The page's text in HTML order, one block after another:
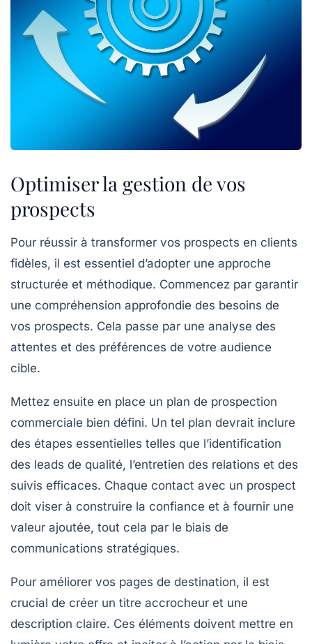
Optimiser la gestion de vos
prospects
Pour réussir à transformer vos prospects en clients
fidèles, il est essentiel d’adopter une approche
structurée et méthodique. Commencez par garantir
une compréhension approfondie des besoins de
vos prospects. Cela passe par une analyse des
attentes et des préférences de votre audience
cible.
Mettez ensuite en place un plan de prospection
commerciale bien défini. Un tel plan devrait inclure
des étapes essentielles telles que l’identification
des leads de qualité, l’entretien des relations et des
suivis efficaces. Chaque contact avec un prospect
doit viser à construire la confiance et à fournir une
valeur ajoutée, tout cela par le biais de
communications stratégiques.
Pour améliorer vos pages de destination, il est
crucial de créer un titre accrocheur et une
description claire. Ces éléments doivent mettre en